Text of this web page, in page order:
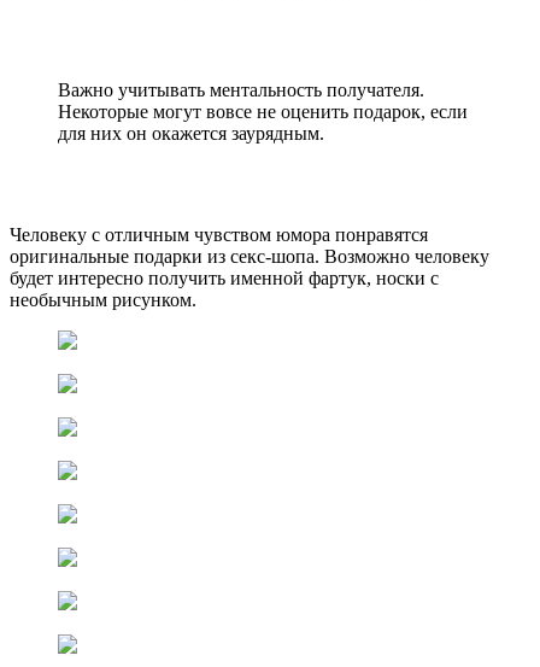
Важно учитывать ментальность получателя.
Некоторые могут вовсе не оценить подарок, если
для них он окажется заурядным.
Человеку с отличным чувством юмора понравятся
оригинальные подарки из секс-шопа. Возможно человеку
будет интересно получить именной фартук, носки с
необычным рисунком.